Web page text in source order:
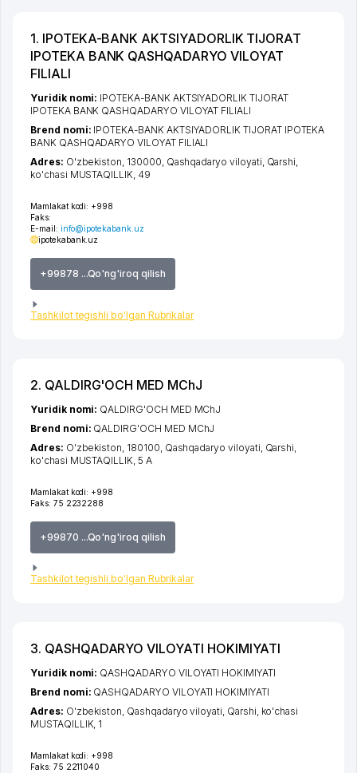
1. IPOTEKA-BANK AKTSIYADORLIK TIJORAT
IPOTEKA BANK QASHQADARYO VILOYAT
FILIALI
Mamlakat kodi: +998
Faks:
E-mail: info@ipotekabank.uz
ipotekabank.uz
+99878 ...Qo'ng'iroq qilish
Tashkilot tegishli bo'lgan Rubrikalar
Yuridik nomi: IPOTEKA-BANK AKTSIYADORLIK TIJORAT
IPOTEKA BANK QASHQADARYO VILOYAT FILIALI
Brend nomi: IPOTEKA-BANK AKTSIYADORLIK TIJORAT IPOTEKA
BANK QASHQADARYO VILOYAT FILIALI
Adres: O'zbekiston, 130000, Qashqadaryo viloyati, Qarshi,
ko'chasi MUSTAQILLIK, 49
2. QALDIRG'OCH MED MChJ
Mamlakat kodi: +998
Faks: 75 2232288
+99870 ...Qo'ng'iroq qilish
Tashkilot tegishli bo'lgan Rubrikalar
Yuridik nomi: QALDIRG'OCH MED MChJ
Brend nomi: QALDIRG'OCH MED MChJ
Adres: O'zbekiston, 180100, Qashqadaryo viloyati, Qarshi,
ko'chasi MUSTAQILLIK, 5 А
3. QASHQADARYO VILOYATI HOKIMIYATI
Mamlakat kodi: +998
Faks: 75 2211040
Yuridik nomi: QASHQADARYO VILOYATI HOKIMIYATI
Brend nomi: QASHQADARYO VILOYATI HOKIMIYATI
Adres: O'zbekiston, Qashqadaryo viloyati, Qarshi, ko'chasi
MUSTAQILLIK, 1